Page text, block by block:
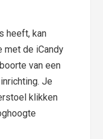
heeft, kan
met de iCandy
van een
Je
klikken